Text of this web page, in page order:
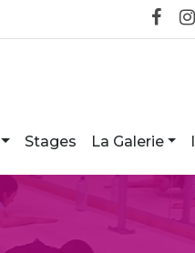
Stages La Galerie